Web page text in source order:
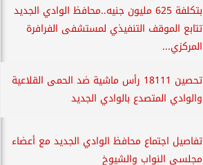
بتكلفة 625 مليون جنيه..محافظ الوادي الجديد
تتابع الموقف التنفيذي لمستشفى الفرافرة
المركزي...
تحصين 18111 رأس ماشية ضد الحمى القلاعية
والوادي المتصدع بالوادي الجديد
تفاصيل اجتماع محافظ الوادي الجديد مع أعضاء
مجلسي النواب والشيوخ